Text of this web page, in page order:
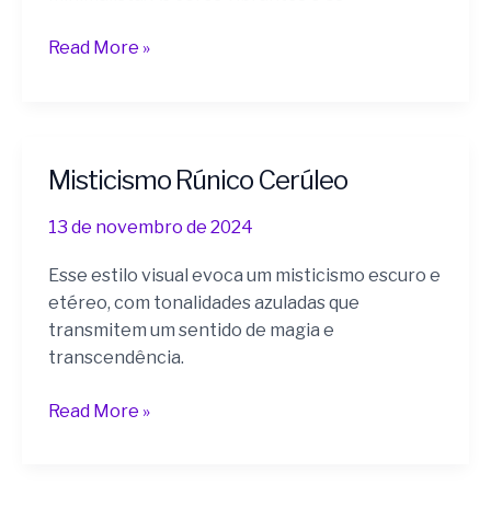
Read More »
Misticismo Rúnico Cerúleo
13 de novembro de 2024
Esse estilo visual evoca um misticismo escuro e
etéreo, com tonalidades azuladas que
transmitem um sentido de magia e
transcendência.
Misticismo
Cerúleo
Read More »